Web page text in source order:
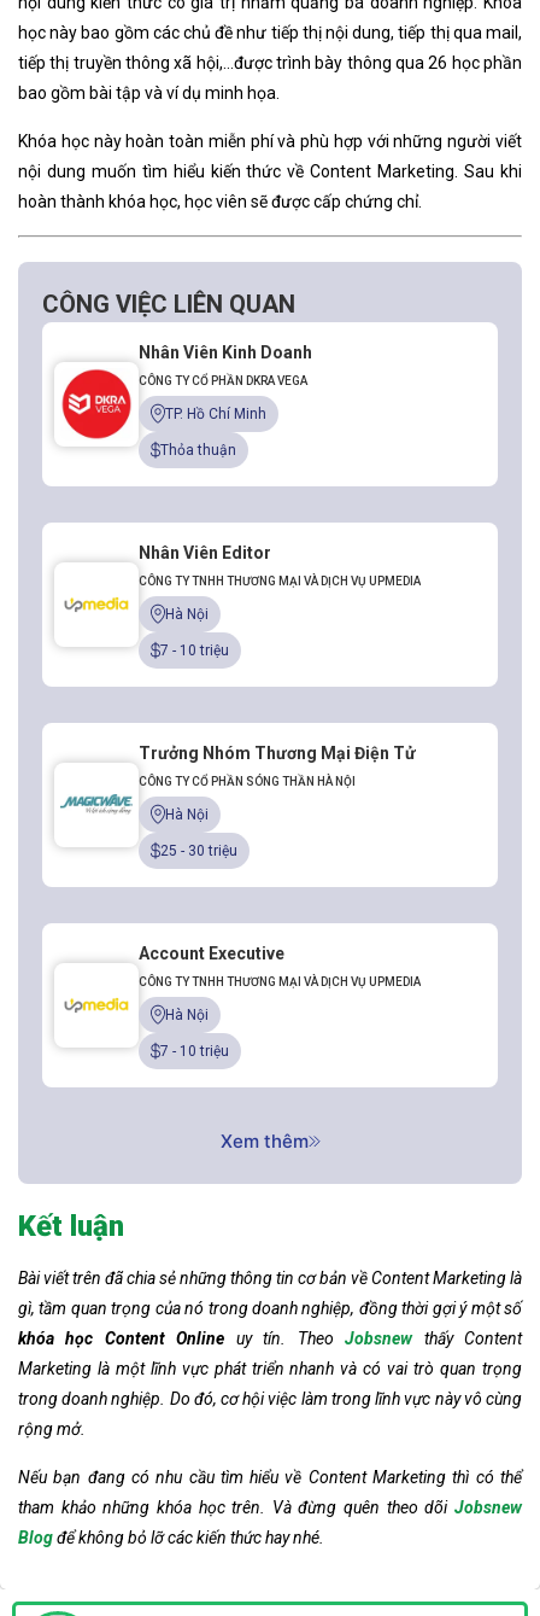
học này bao gồm các chủ đề như tiếp thị nội dung, tiếp thị qua mail,
tiếp thị truyền thông xã hội,…được trình bày thông qua 26 học phần
bao gồm bài tập và ví dụ minh họa.
Khóa học này hoàn toàn miễn phí và phù hợp với những người viết
nội dung muốn tìm hiểu kiến thức về Content Marketing. Sau khi
hoàn thành khóa học, học viên sẽ được cấp chứng chỉ.
CÔNG VIỆC LIÊN QUAN
Nhân Viên Kinh Doanh
CÔNG TY CỔ PHẦN DKRA VEGA
TP. Hồ Chí Minh
Thỏa thuận
Nhân Viên Editor
CÔNG TY TNHH THƯƠNG MẠI VÀ DỊCH VỤ UPMEDIA
Hà Nội
7 - 10 triệu
Trưởng Nhóm Thương Mại Điện Tử
CÔNG TY CỔ PHẦN SÓNG THẦN HÀ NỘI
Hà Nội
25 - 30 triệu
Account Executive
CÔNG TY TNHH THƯƠNG MẠI VÀ DỊCH VỤ UPMEDIA
Hà Nội
7 - 10 triệu
Xem thêm
Kết luận
Bài viết trên đã chia sẻ những thông tin cơ bản về Content Marketing là
gì, tầm quan trọng của nó trong doanh nghiệp, đồng thời gợi ý một số
khóa học Content Online uy tín. TheoJobsnewthấy Content
Marketing là một lĩnh vực phát triển nhanh và có vai trò quan trọng
trong doanh nghiệp. Do đó, cơ hội việc làm trong lĩnh vực này vô cùng
rộng mở.
Nếu bạn đang có nhu cầu tìm hiểu về Content Marketing thì có thể
tham khảo những khóa học trên. Và đừng quên theo dõi Jobsnew
Blogđể không bỏ lỡ các kiến thức hay nhé.